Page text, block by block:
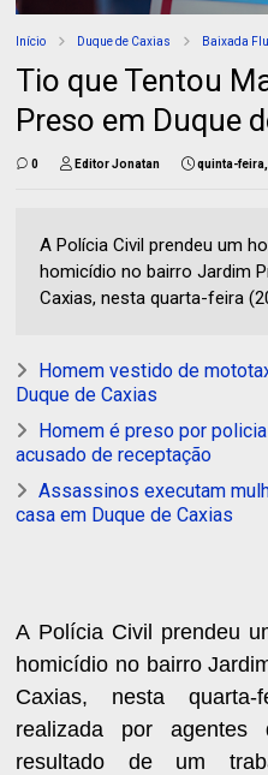
Início Duque de Caxias Baixada
Tio que Tentou
Preso em Duque
0 Editor Jonatan quinta-
A Polícia Civil prendeu um
homicídio no bairro Jardim
Caxias, nesta quarta-feira
Homem vestido de
Duque de Caxias
Homem é preso por
acusado de receptação
Assassinos executam
casa em Duque de Caxias
A Polícia Civil prendeu
homicídio no bairro
Caxias, nesta
realizada por
resultado de um